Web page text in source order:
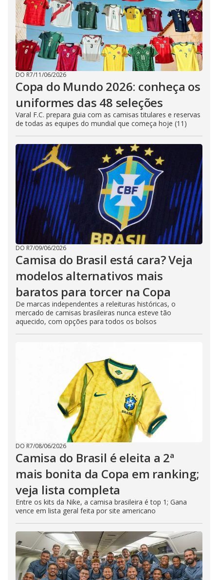
DO R7/11/06/2026
Copa do Mundo 2026: conheça os
uniformes das 48 seleções
Varal F.C. prepara guia com as camisas titulares e reservas
de todas as equipes do mundial que começa hoje (11)
DO R7/09/06/2026
Camisa do Brasil está cara? Veja
modelos alternativos mais
baratos para torcer na Copa
De marcas independentes a releituras históricas, o
mercado de camisas brasileiras nunca esteve tão
aquecido, com opções para todos os bolsos
DO R7/08/06/2026
Camisa do Brasil é eleita a 2ª
mais bonita da Copa em ranking;
veja lista completa
Entre os kits da Nike, a camisa brasileira é top 1; Gana
vence em lista geral feita por site americano